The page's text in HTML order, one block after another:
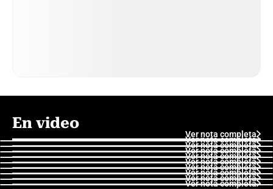
En video
Ver nota completa
Ver nota completa
Ver nota completa
Ver nota completa
Ver nota completa
Ver nota completa
Ver nota completa
Ver nota completa
Ver nota completa
Ver nota completa